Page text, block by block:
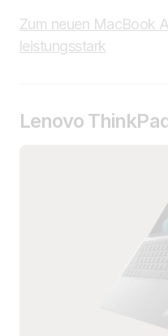
Zum neuen MacBook
leistungsstark
Lenovo